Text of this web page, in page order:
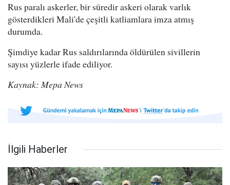
Rus paralı askerler, bir süredir askeri olarak varlık
gösterdikleri Mali'de çeşitli katliamlara imza atmış
durumda.
Şimdiye kadar Rus saldırılarında öldürülen sivillerin
sayısı yüzlerle ifade ediliyor.
Kaynak: Mepa News
İlgili Haberler